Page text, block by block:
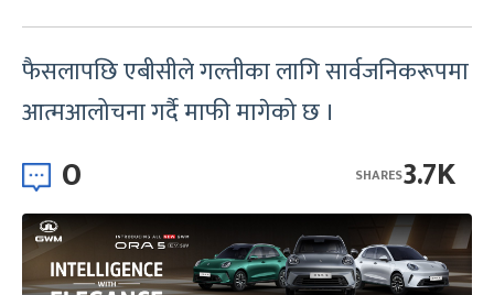
फैसलापछि एबीसीले गल्तीका लागि सार्वजनिकरूपमा
आत्मआलोचना गर्दै माफी मागेको छ ।
0 3.7K
SHARES